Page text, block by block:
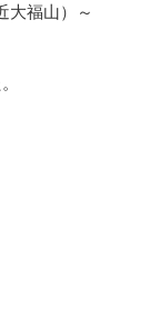
大福山）～